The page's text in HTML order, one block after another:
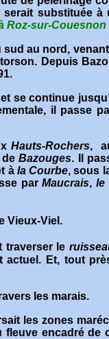
serait substituée à
Roz-sur-Couesnon
au nord,
Depuis
.
et se continue
il passe
Hauts-Rochers,
Bazouges. Il
à la Courbe, sous
parMaucrais, le
Vieux-Viel.
traverser le
actuel. Et, tout
les marais.
les zones
encadré de